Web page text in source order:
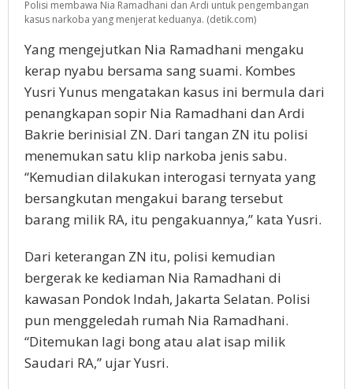
Polisi membawa Nia Ramadhani dan Ardi untuk pengembangan
kasus narkoba yang menjerat keduanya. (detik.com)
Yang mengejutkan Nia Ramadhani mengaku
kerap nyabu bersama sang suami. Kombes
Yusri Yunus mengatakan kasus ini bermula dari
penangkapan sopir Nia Ramadhani dan Ardi
Bakrie berinisial ZN. Dari tangan ZN itu polisi
menemukan satu klip narkoba jenis sabu.
“Kemudian dilakukan interogasi ternyata yang
bersangkutan mengakui barang tersebut
barang milik RA, itu pengakuannya,” kata Yusri.
Dari keterangan ZN itu, polisi kemudian
bergerak ke kediaman Nia Ramadhani di
kawasan Pondok Indah, Jakarta Selatan. Polisi
pun menggeledah rumah Nia Ramadhani.
“Ditemukan lagi bong atau alat isap milik
Saudari RA,” ujar Yusri.